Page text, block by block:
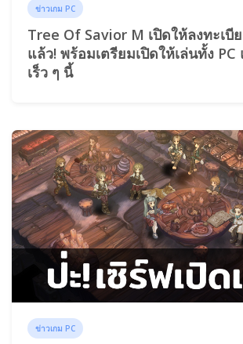
ข่าวเกม PC
Tree Of Savior M เปิดให้ลงทะเ
แล้ว! พร้อมเตรียมเปิดให้เล่นทั้ง
เร็ว ๆ นี้
ข่าวเกม PC